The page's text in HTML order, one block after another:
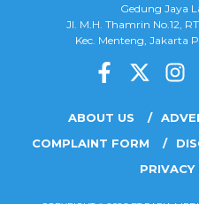
Gedung Jaya
Jl. M.H. Thamrin No.12,
Kec. Menteng, Jakarta
ABOUT US
COMPLAINT FORM
PRIVACY